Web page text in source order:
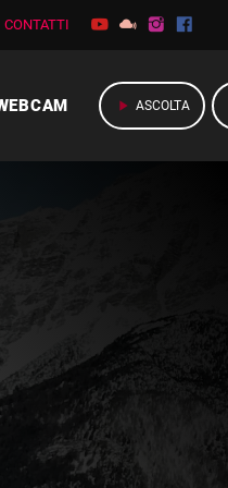
CONTATTI
play_arrow ASCOLTA